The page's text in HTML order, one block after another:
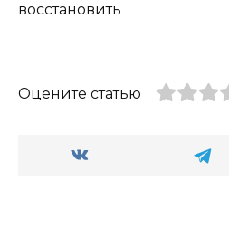
восстановить
Оцените статью